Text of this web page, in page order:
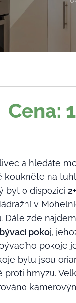
Cena:
a hledáte
koukněte na
byt o dispozici
v
. Dále zde
pokoj,
pokoje
bytu jsou
proti hmyzu.